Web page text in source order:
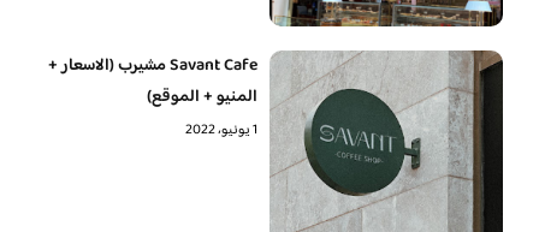
Savant Cafe مشيرب (الاسعار +
المنيو + الموقع)
1 يونيو، 2022